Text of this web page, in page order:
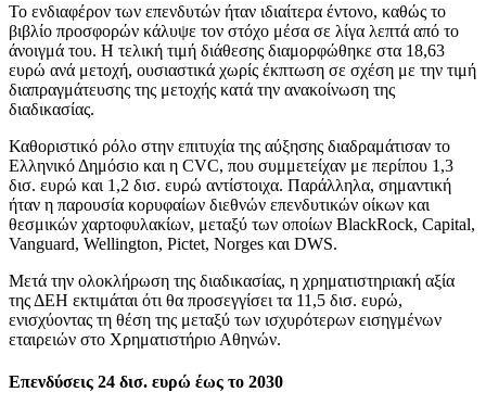
Το ενδιαφέρον των επενδυτών ήταν ιδιαίτερα έντονο, καθώς το
βιβλίο προσφορών κάλυψε τον στόχο μέσα σε λίγα λεπτά από το
άνοιγμά του. Η τελική τιμή διάθεσης διαμορφώθηκε στα 18,63
ευρώ ανά μετοχή, ουσιαστικά χωρίς έκπτωση σε σχέση με την τιμή
διαπραγμάτευσης της μετοχής κατά την ανακοίνωση της
διαδικασίας.
Καθοριστικό ρόλο στην επιτυχία της αύξησης διαδραμάτισαν το
Ελληνικό Δημόσιο και η CVC, που συμμετείχαν με περίπου 1,3
δισ. ευρώ και 1,2 δισ. ευρώ αντίστοιχα. Παράλληλα, σημαντική
ήταν η παρουσία κορυφαίων διεθνών επενδυτικών οίκων και
θεσμικών χαρτοφυλακίων, μεταξύ των οποίων BlackRock, Capital,
Vanguard, Wellington, Pictet, Norges και DWS.
Μετά την ολοκλήρωση της διαδικασίας, η χρηματιστηριακή αξία
της ΔΕΗ εκτιμάται ότι θα προσεγγίσει τα 11,5 δισ. ευρώ,
ενισχύοντας τη θέση της μεταξύ των ισχυρότερων εισηγμένων
εταιρειών στο Χρηματιστήριο Αθηνών.
Επενδύσεις 24 δισ. ευρώ έως το 2030